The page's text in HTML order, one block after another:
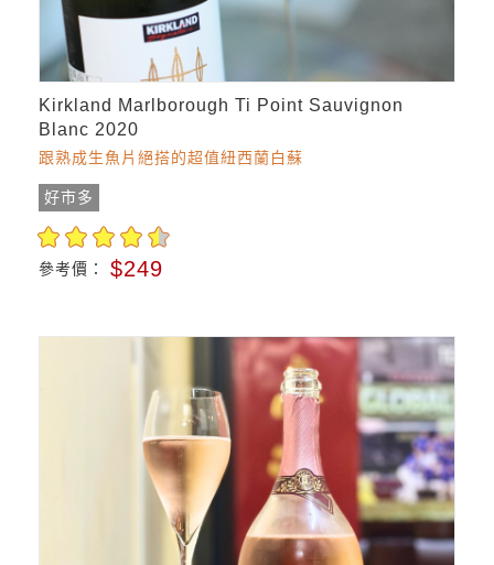
Kirkland Marlborough Ti Point Sauvignon
Blanc 2020
跟熟成生魚片絕搭的超值紐西蘭白蘇
好市多
參考價： $249